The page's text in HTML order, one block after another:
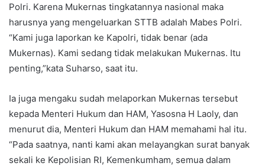
Polri. Karena Mukernas tingkatannya nasional maka
harusnya yang mengeluarkan STTB adalah Mabes Polri.
“Kami juga laporkan ke Kapolri, tidak benar (ada
Mukernas). Kami sedang tidak melakukan Mukernas. Itu
penting,”kata Suharso, saat itu.
Ia juga mengaku sudah melaporkan Mukernas tersebut
kepada Menteri Hukum dan HAM, Yasosna H Laoly, dan
menurut dia, Menteri Hukum dan HAM memahami hal itu.
“Pada saatnya, nanti kami akan melayangkan surat banyak
sekali ke Kepolisian RI, Kemenkumham, semua dalam